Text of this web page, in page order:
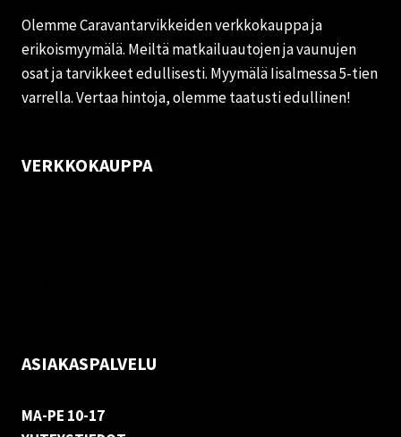
Olemme Caravantarvikkeiden verkkokauppa ja
erikoismyymälä. Meiltä matkailuautojen ja vaunujen
osat ja tarvikkeet edullisesti. Myymälä Iisalmessa 5-tien
varrella. Vertaa hintoja, olemme taatusti edullinen!
VERKKOKAUPPA
ASIAKASPALVELU
MA-PE 10-17